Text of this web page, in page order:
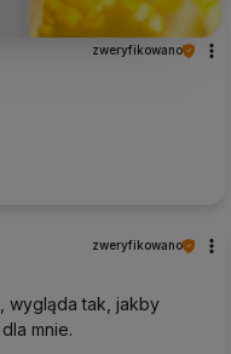
zweryfikowano
zweryfikowano
wygląda tak, jakby
mnie.